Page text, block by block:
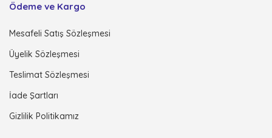
Ödeme ve Kargo
Mesafeli Satış Sözleşmesi
Üyelik Sözleşmesi
Teslimat Sözleşmesi
İade Şartları
Gizlilik Politikamız